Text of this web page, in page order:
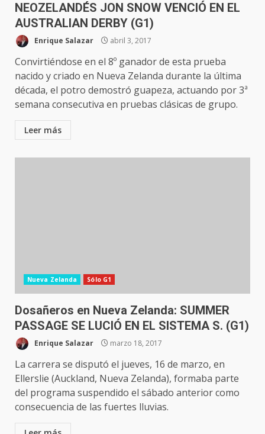
NEOZELANDÉS JON SNOW VENCIÓ EN EL
AUSTRALIAN DERBY (G1)
Enrique Salazar abril 3, 2017
Convirtiéndose en el 8º ganador de esta prueba
nacido y criado en Nueva Zelanda durante la última
década, el potro demostró guapeza, actuando por 3ª
semana consecutiva en pruebas clásicas de grupo.
Leer más
Nueva Zelanda Sólo G1
Dosañeros en Nueva Zelanda: SUMMER
PASSAGE SE LUCIÓ EN EL SISTEMA S. (G1)
Enrique Salazar marzo 18, 2017
La carrera se disputó el jueves, 16 de marzo, en
Ellerslie (Auckland, Nueva Zelanda), formaba parte
del programa suspendido el sábado anterior como
consecuencia de las fuertes lluvias.